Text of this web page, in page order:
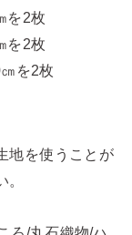
を2枚
を2枚
を2枚
地を使うことが